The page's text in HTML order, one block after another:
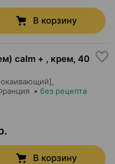
В корзину
calm + , крем, 40
• без рецепта
В корзину